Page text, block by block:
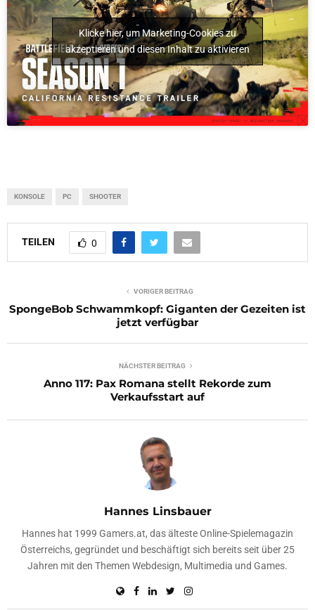
Klicke hier, um Marketing-Cookies zu
akzeptieren und diesen Inhalt zu aktivieren
KONSOLE PC SHOOTER
TEILEN 0
VORIGER BEITRAG
SpongeBob Schwammkopf: Giganten der Gezeiten ist
jetzt verfügbar
NÄCHSTER BEITRAG
Anno 117: Pax Romana stellt Rekorde zum
Verkaufsstart auf
Hannes Linsbauer
Hannes hat 1999 Gamers.at, das älteste Online-Spielemagazin
Österreichs, gegründet und beschäftigt sich bereits seit über 25
Jahren mit den Themen Webdesign, Multimedia und Games.